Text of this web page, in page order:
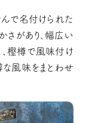
で名付けられた
さがあり、幅広い
樫樽で風味付け
な風味をまとわせ